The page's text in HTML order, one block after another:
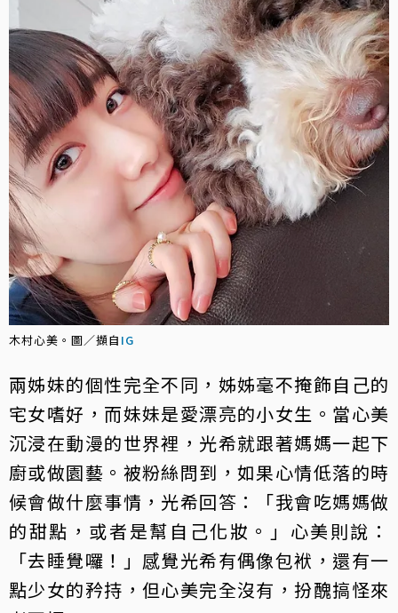
木村心美。圖／擷自 IG
兩姊妹的個性完全不同，姊姊毫不掩飾自己的
宅女嗜好，而妹妹是愛漂亮的小女生。當心美
沉浸在動漫的世界裡，光希就跟著媽媽一起下
廚或做園藝。被粉絲問到，如果心情低落的時
候會做什麼事情，光希回答：「我會吃媽媽做
的甜點，或者是幫自己化妝。」心美則說：
「去睡覺囉！」感覺光希有偶像包袱，還有一
點少女的矜持，但心美完全沒有，扮醜搞怪來